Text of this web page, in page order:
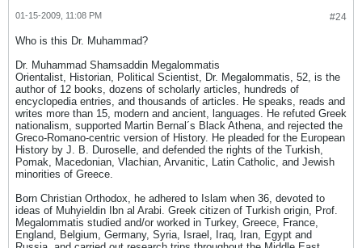
#24
01-15-2009, 11:08 PM
Who is this Dr. Muhammad?
Dr. Muhammad Shamsaddin Megalommatis
Orientalist, Historian, Political Scientist, Dr. Megalommatis, 52, is the
author of 12 books, dozens of scholarly articles, hundreds of
encyclopedia entries, and thousands of articles. He speaks, reads and
writes more than 15, modern and ancient, languages. He refuted Greek
nationalism, supported Martin Bernal´s Black Athena, and rejected the
Greco-Romano-centric version of History. He pleaded for the European
History by J. B. Duroselle, and defended the rights of the Turkish,
Pomak, Macedonian, Vlachian, Arvanitic, Latin Catholic, and Jewish
minorities of Greece.
Born Christian Orthodox, he adhered to Islam when 36, devoted to
ideas of Muhyieldin Ibn al Arabi. Greek citizen of Turkish origin, Prof.
Megalommatis studied and/or worked in Turkey, Greece, France,
England, Belgium, Germany, Syria, Israel, Iraq, Iran, Egypt and